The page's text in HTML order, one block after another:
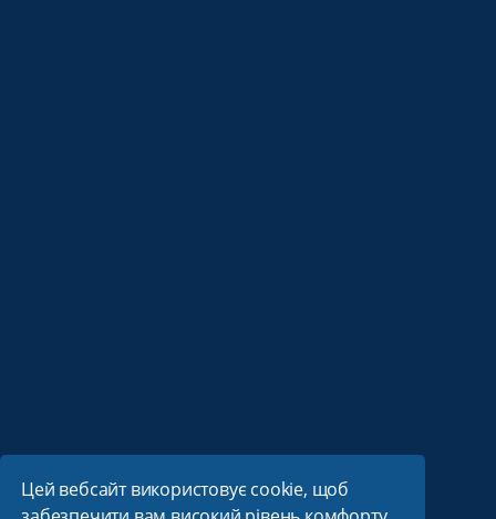
Цей вебсайт використовує cookie, щоб